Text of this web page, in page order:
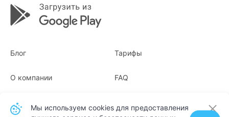
Блог Тарифы
О компании
Квитанции
FAQ
Мы используем cookies для предоставления